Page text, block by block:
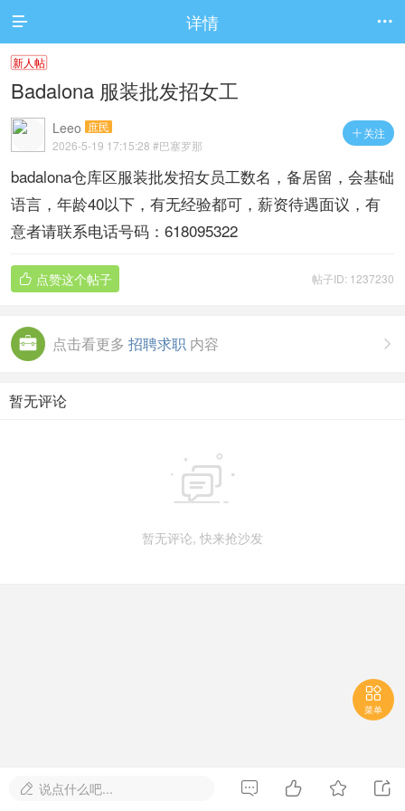
 详情 
新人帖
Badalona 服装批发招女工
 关注
Leeo 庶民
2026-5-19 17:15:28 #巴塞罗那
badalona仓库区服装批发招女员工数名，备居留，会基础
语言，年龄40以下，有无经验都可，薪资待遇面议，有
意者请联系电话号码：618095322
帖子ID: 1237230
 点赞这个帖子

点击看更多 招聘求职 内容
暂无评论

暂无评论, 快来抢沙发

菜单
 说点什么吧...    